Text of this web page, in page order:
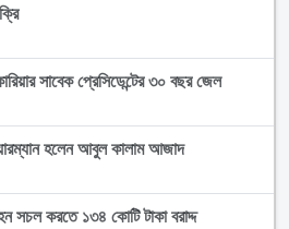
সাবেক প্রেসিডেন্টের ৩০ বছর জেল
হলেন আবুল কালাম আজাদ
সচল করতে ১৩৪ কোটি টাকা বরাদ্দ